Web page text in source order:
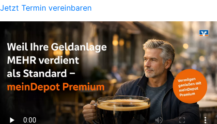
Jetzt Termin vereinbaren